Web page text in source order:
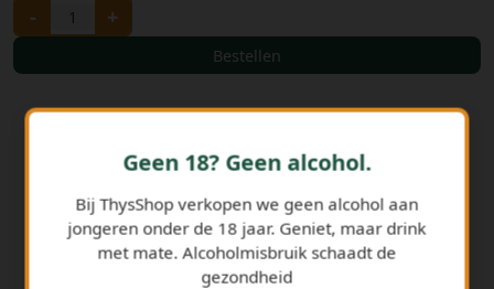
- +
Bestellen
Geen 18? Geen alcohol.
Bij ThysShop verkopen we geen alcohol aan
jongeren onder de 18 jaar. Geniet, maar drink
met mate. Alcoholmisbruik schaadt de
gezondheid